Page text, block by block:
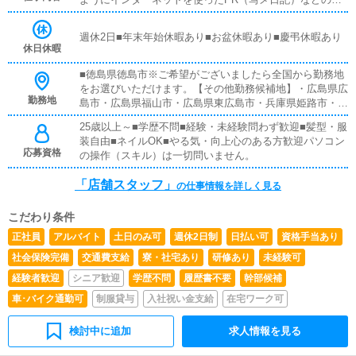
い方などのアドバイスを行っていただきます同業他店のよ
フは致しません。
休日休暇
週休2日■年末年始休暇あり■お盆休暇あり■慶弔休暇あり
勤務地
■徳島県徳島市※ご希望がございましたら全国から勤務地
をお選びいただけます。【その他勤務候補地】・広島県広
島市・広島県福山市・広島県東広島市・兵庫県姫路市・兵
庫県明石市・岡山県岡山市・香川県高松市・香川県善通寺
市・山口県周南市・東京都台東区鶯谷・神奈川県厚木市本
厚木・福岡県福岡市小倉北区・埼玉県川口市西川口※特に
『どこでも大丈夫』な方は優遇いたします。
応募資格
25歳以上～■学歴不問■経験・未経験問わず歓迎■髪型・服
装自由■ネイルOK■やる気・向上心のある方歓迎パソコン
の操作（スキル）は一切問いません。
「店舗スタッフ」 の仕事情報を詳しく見る
こだわり条件
正社員 アルバイト 土日のみ可 週休2日制 日払い可
資格手当あり
社会保険完備
交通費支給 寮・社宅あり 研修あり
未経験可
経験者歓迎
シニア歓迎 学歴不問 履歴書不要
幹部候補
車･バイク通勤可
制服貸与 入社祝い金支給 在宅ワーク可
検討中に追加 求人情報を見る